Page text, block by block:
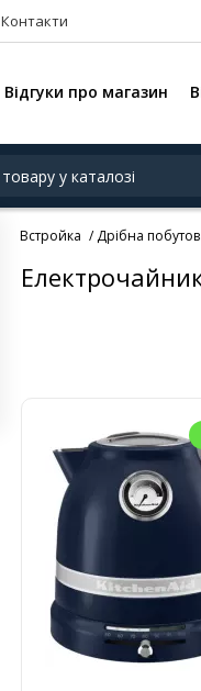
Контакти
Відгуки про магазин
Встройка Дрібна